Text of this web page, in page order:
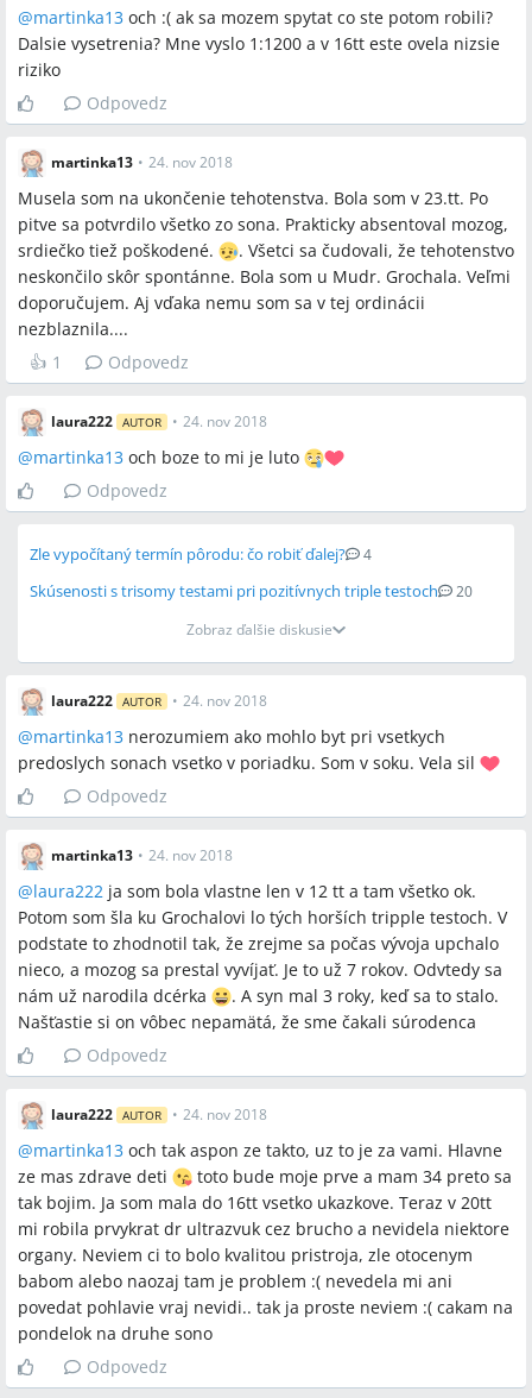
@martinka13 och :( ak sa mozem spytat co ste potom robili?
Dalsie vysetrenia? Mne vyslo 1:1200 a v 16tt este ovela nizsie
riziko
Odpovedz
martinka13 • 24. nov 2018
Musela som na ukončenie tehotenstva. Bola som v 23.tt. Po
pitve sa potvrdilo všetko zo sona. Prakticky absentoval mozog,
srdiečko tiež poškodené.
. Všetci sa čudovali, že tehotenstvo
neskončilo skôr spontánne. Bola som u Mudr. Grochala. Veľmi
doporučujem. Aj vďaka nemu som sa v tej ordinácii
nezblaznila....
👍 1 Odpovedz
laura222 AUTOR • 24. nov 2018
@martinka13 och boze to mi je luto
Odpovedz
Zle vypočítaný termín pôrodu: čo robiť ďalej? 4
Skúsenosti s trisomy testami pri pozitívnych triple testoch
20
Zobraz ďalšie diskusie
laura222 AUTOR • 24. nov 2018
@martinka13 nerozumiem ako mohlo byt pri vsetkych
predoslych sonach vsetko v poriadku. Som v soku. Vela sil
Odpovedz
martinka13 • 24. nov 2018
@laura222 ja som bola vlastne len v 12 tt a tam všetko ok.
Potom som šla ku Grochalovi lo tých horších tripple testoch. V
podstate to zhodnotil tak, že zrejme sa počas vývoja upchalo
nieco, a mozog sa prestal vyvíjať. Je to už 7 rokov. Odvtedy sa
nám už narodila dcérka
. A syn mal 3 roky, keď sa to stalo.
Našťastie si on vôbec nepamätá, že sme čakali súrodenca
Odpovedz
laura222 AUTOR • 24. nov 2018
@martinka13 och tak aspon ze takto, uz to je za vami. Hlavne
ze mas zdrave deti
toto bude moje prve a mam 34 preto sa
tak bojim. Ja som mala do 16tt vsetko ukazkove. Teraz v 20tt
mi robila prvykrat dr ultrazvuk cez brucho a nevidela niektore
organy. Neviem ci to bolo kvalitou pristroja, zle otocenym
babom alebo naozaj tam je problem :( nevedela mi ani
povedat pohlavie vraj nevidi.. tak ja proste neviem :( cakam na
pondelok na druhe sono
Odpovedz